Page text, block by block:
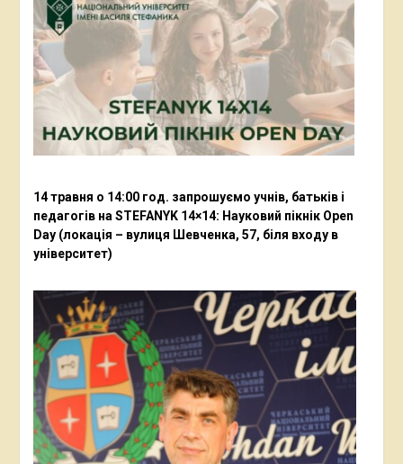
14 травня о 14:00 год. запрошуємо учнів, батьків і
педагогів на STEFANYK 14×14: Науковий пікнік Open
Day (локація – вулиця Шевченка, 57, біля входу в
університет)